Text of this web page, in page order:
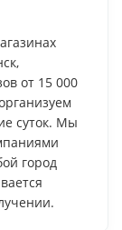
от 15 000
суток. Мы
город